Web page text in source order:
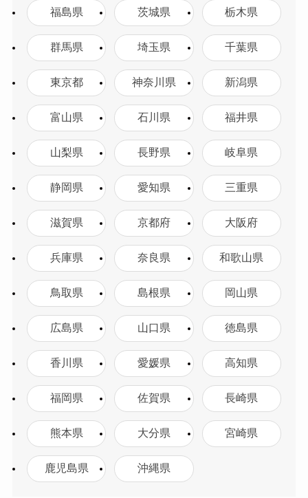
福島県 茨城県 栃木県
群馬県 埼玉県 千葉県
東京都 神奈川県 新潟県
富山県 石川県 福井県
山梨県 長野県 岐阜県
静岡県 愛知県 三重県
滋賀県 京都府 大阪府
兵庫県 奈良県 和歌山県
鳥取県 島根県 岡山県
広島県 山口県 徳島県
香川県 愛媛県 高知県
福岡県 佐賀県 長崎県
熊本県 大分県 宮崎県
鹿児島県 沖縄県